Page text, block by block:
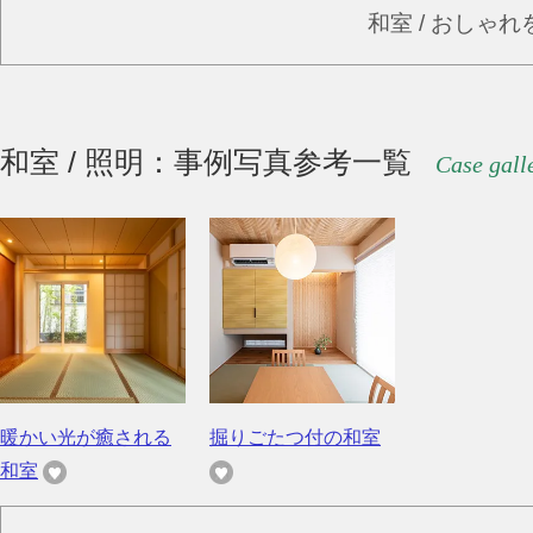
和室 / おしゃれ
和室 / 照明：事例写真参考一覧 Case
暖かい光が癒される
和室
掘りごたつ付の和室